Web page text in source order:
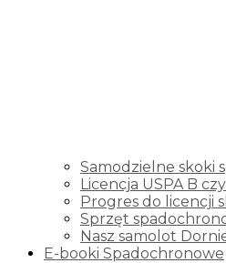
Samodzielne skoki
Licencja USPA B
Progres do licencji
Sprzęt
Nasz samolot
E-booki Spadochronowe